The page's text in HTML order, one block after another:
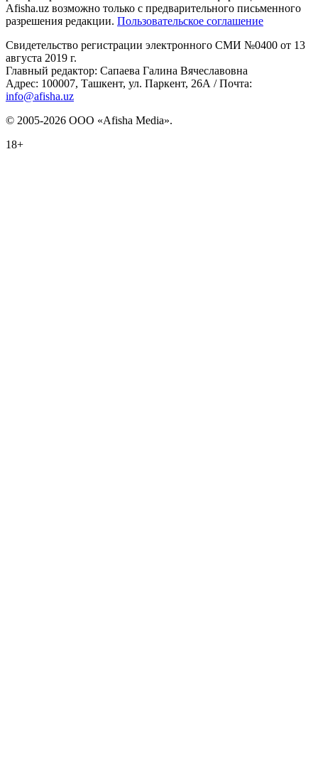
Afisha.uz возможно только с предварительного письменного
разрешения редакции. Пользовательское соглашение
Свидетельство регистрации электронного СМИ №0400 от 13
августа 2019 г.
Главный редактор: Сапаева Галина Вячеславовна
Адрес: 100007, Ташкент, ул. Паркент, 26А / Почта:
info@afisha.uz
© 2005-2026 ООО «Afisha Media».
18+